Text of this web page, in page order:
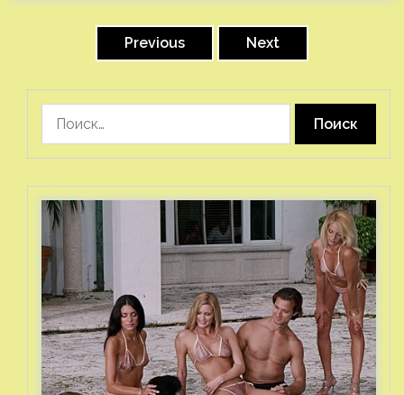
Previous Next